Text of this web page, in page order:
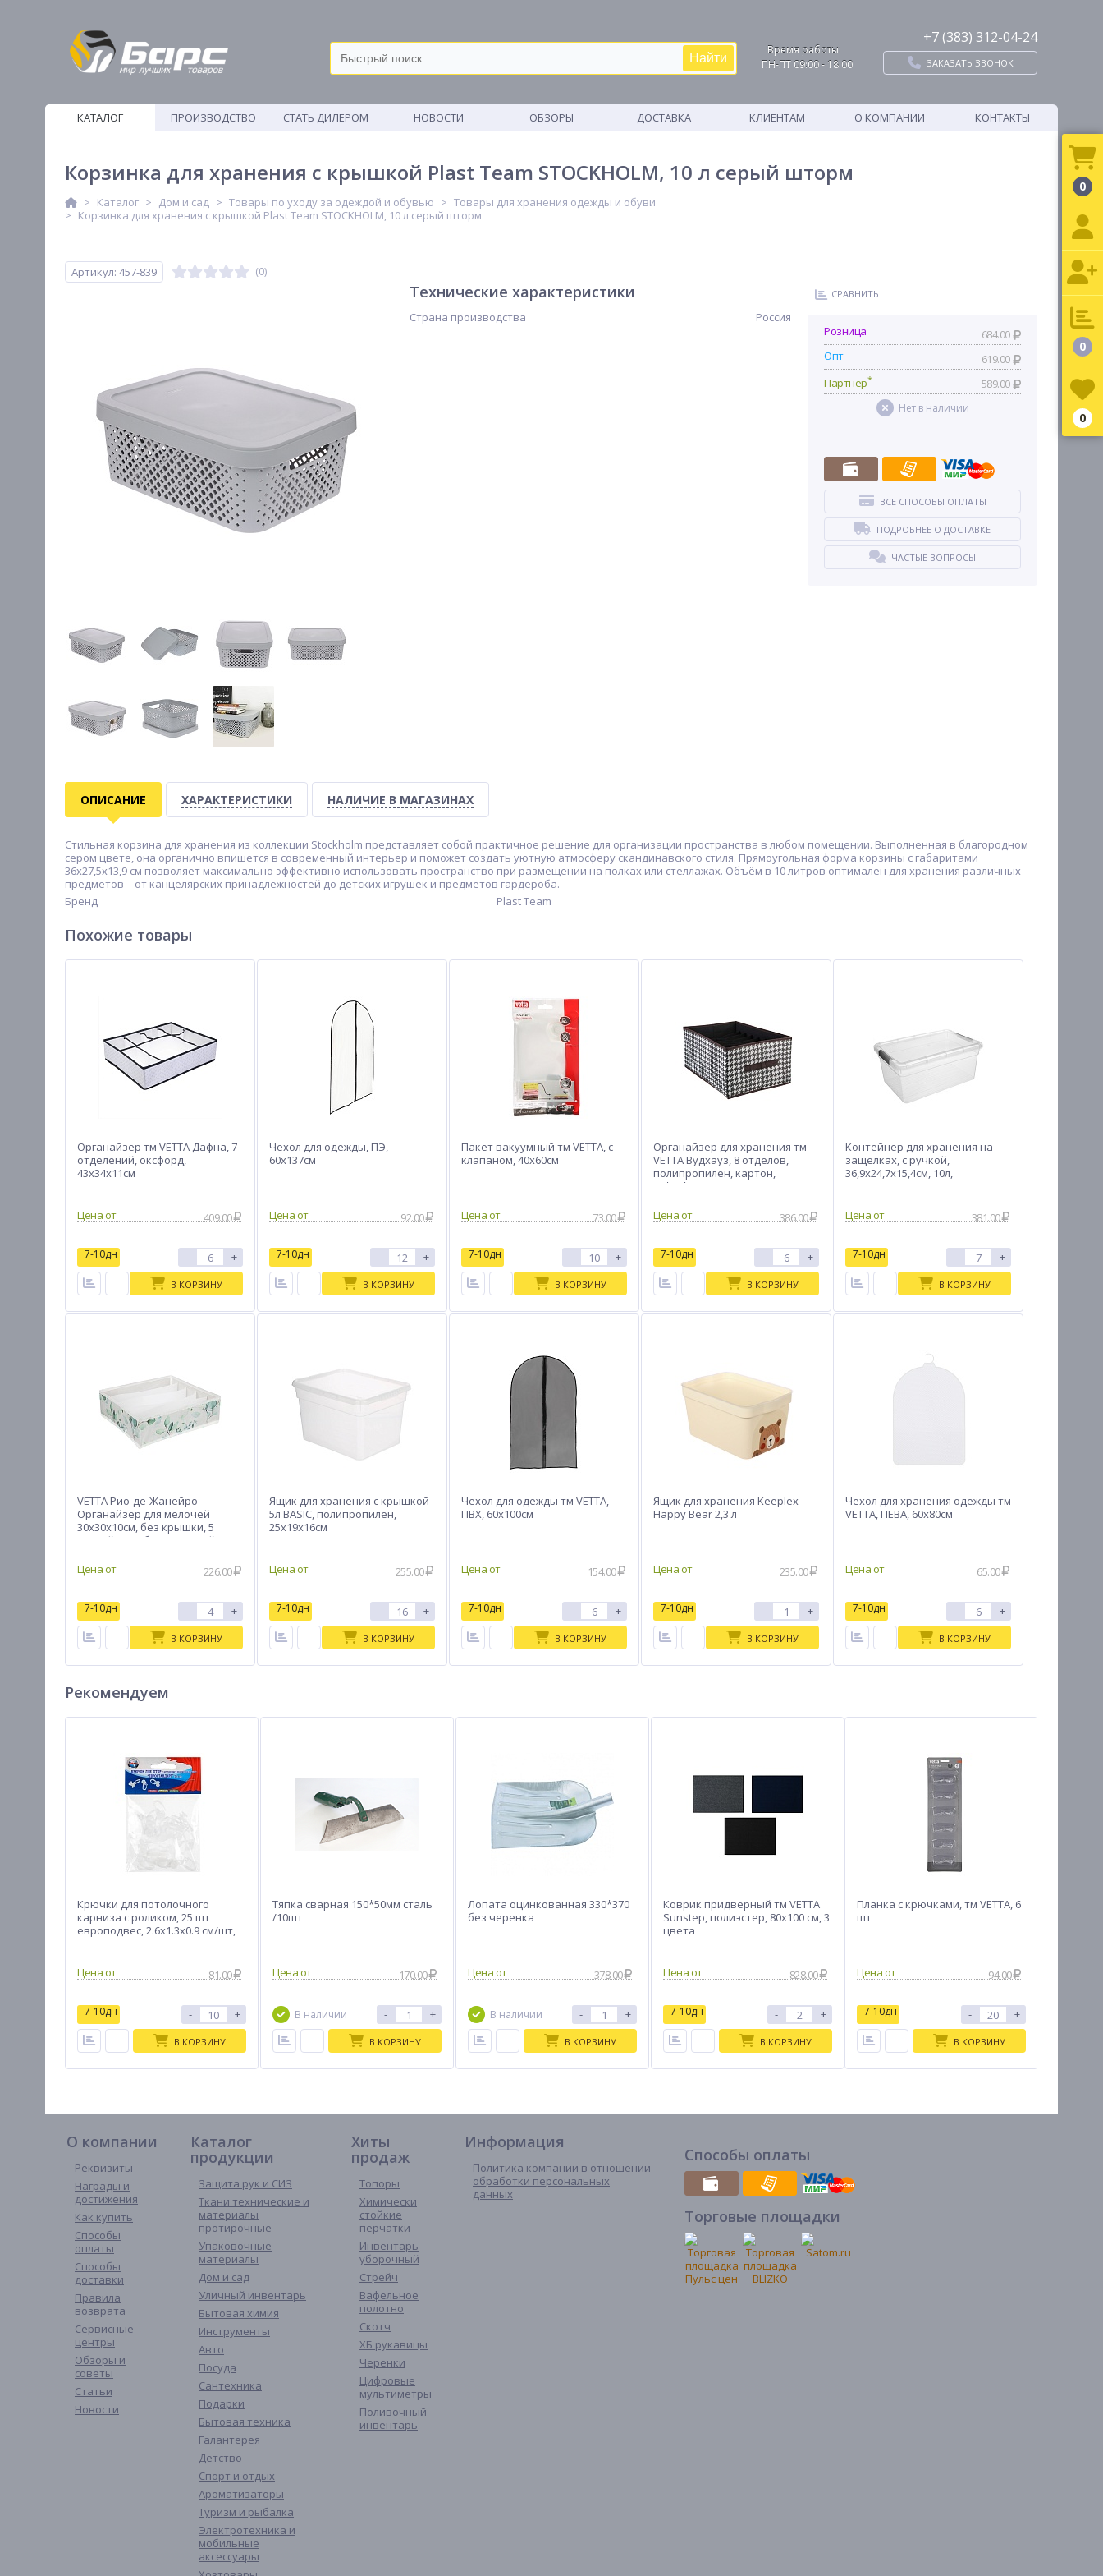
Найти
Время работы:
ПН-ПТ 09:00 - 18:00
+7 (383) 312-04-24
ЗАКАЗАТЬ ЗВОНОК
КАТАЛОГ
ПРОИЗВОДСТВО
СТАТЬ ДИЛЕРОМ НОВОСТИ ОБЗОРЫ ДОСТАВКА КЛИЕНТАМ О КОМПАНИИ КОНТАКТЫ
Корзинка для хранения с крышкой Plast Team STOCKHOLM, 10 л серый шторм
Каталог Дом и сад Товары по уходу за одеждой и обувью
Товары для хранения одежды и обуви
Корзинка для хранения с крышкой Plast Team STOCKHOLM, 10 л серый шторм
Артикул: 457-839 (0)
Технические характеристики
Страна производства Россия
СРАВНИТЬ
Розница
684.00
Опт
619.00
Партнер* 589.00
Нет в наличии
ВСЕ СПОСОБЫ ОПЛАТЫ
ПОДРОБНЕЕ О ДОСТАВКЕ
ЧАСТЫЕ ВОПРОСЫ
ОПИСАНИЕ ХАРАКТЕРИСТИКИ НАЛИЧИЕ В МАГАЗИНАХ
Стильная корзина для хранения из коллекции Stockholm представляет собой практичное решение для организации пространства в любом помещении. Выполненная в благородном
сером цвете, она органично впишется в современный интерьер и поможет создать уютную атмосферу скандинавского стиля. Прямоугольная форма корзины с габаритами
36х27,5х13,9 см позволяет максимально эффективно использовать пространство при размещении на полках или стеллажах. Объём в 10 литров оптимален для хранения различных
предметов – от канцелярских принадлежностей до детских игрушек и предметов гардероба.
Бренд
Plast Team
Похожие товары
Органайзер тм VETTA Дафна, 7
отделений, оксфорд,
43x34x11см
Цена от 409.00
7-10дн - +
В КОРЗИНУ
Чехол для одежды, ПЭ,
60х137см
Цена от 92.00
7-10дн - +
В КОРЗИНУ
Пакет вакуумный тм VETTA, с
клапаном, 40x60см
Цена от 73.00
7-10дн - +
В КОРЗИНУ
Органайзер для хранения тм
VETTA Вудхауз, 8 отделов,
полипропилен, картон,
44*30*20см
Цена от
386.00
7-10дн - +
В КОРЗИНУ
Контейнер для хранения на
защелках, с ручкой,
36,9х24,7х15,4см, 10л,
Цена от
381.00
7-10дн - +
В КОРЗИНУ
VETTA Рио-де-Жанейро
Органайзер для мелочей
30х30х10см, без крышки, 5
секций, спанбонд, 2 дизайна
Цена от
226.00
7-10дн - +
В КОРЗИНУ
Ящик для хранения с крышкой
5л BASIC, полипропилен,
25х19х16см
Цена от 255.00
7-10дн - +
В КОРЗИНУ
Чехол для одежды тм VETTA,
ПВХ, 60х100см
Цена от 154.00
7-10дн - +
В КОРЗИНУ
Ящик для хранения Keeplex
Happy Bear 2,3 л
Цена от 235.00
7-10дн - +
В КОРЗИНУ
Чехол для хранения одежды тм
VETTA, ПЕВА, 60x80см
Цена от 65.00
7-10дн - +
В КОРЗИНУ
Рекомендуем
Крючки для потолочного
карниза с роликом, 25 шт
европодвес, 2.6x1.3x0.9 см/шт,
81.00
7-10дн - +
В КОРЗИНУ
Тяпка сварная 150*50мм сталь
/10шт
170.00
В наличии - +
В КОРЗИНУ
Лопата оцинкованная 330*370
без черенка
378.00
В наличии - +
В КОРЗИНУ
Коврик придверный тм VETTA
Sunstep, полиэстер, 80х100 см, 3
цвета
828.00
7-10дн - +
В КОРЗИНУ
Планка с крючками, тм VETTA, 6
шт
94.00
7-10дн - +
В КОРЗИНУ
О компании
Реквизиты
Награды и
достижения
Как купить
Способы
оплаты
Способы
доставки
Правила
возврата
Сервисные
центры
Обзоры и
советы
Статьи
Новости
Каталог
продукции
Защита рук и СИЗ
Ткани технические и
материалы
протирочные
Упаковочные
материалы
Дом и сад
Уличный инвентарь
Бытовая химия
Инструменты
Авто
Посуда
Сантехника
Подарки
Бытовая техника
Галантерея
Детство
Спорт и отдых
Ароматизаторы
Туризм и рыбалка
Электротехника и
мобильные
аксессуары
Хиты
продаж
Топоры
Химически
стойкие
перчатки
Инвентарь
уборочный
Стрейч
Вафельное
полотно
Скотч
ХБ рукавицы
Черенки
Цифровые
мультиметры
Поливочный
инвентарь
Информация
Политика компании в отношении
обработки персональных
данных
Способы оплаты
Торговые площадки
0
0
0